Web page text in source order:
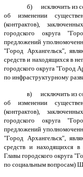
б) исключить из
об изменении
(контрактов),
городского округа
предложений
"Город Архангельск",
средств и находящихся в
городского округа "Город
по инфраструктурному
в) исключить из
об изменении
(контрактов),
городского округа
предложений
"Город Архангельск",
средств и находящихся в
Главы городского округа
по социальным вопросам)